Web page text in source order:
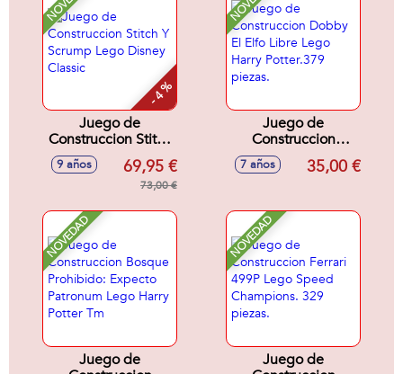
- 4 %
Juego de
Construccion Stitch
Y Scrump Lego
Disney Classic
9 años 69,95 €
73,00 €
Juego de
Construccion
Dobby El Elfo Libre
Lego Harry
7 años 35,00 €
NOVEDAD
Juego de
NOVEDAD
Juego de